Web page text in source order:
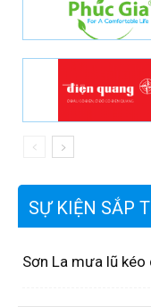
SỰ KIỆN SẮP
Sơn La mưa lũ